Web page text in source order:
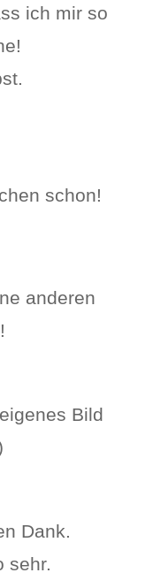
ich mir so
schon!
anderen
Bild
Dank.
sehr.